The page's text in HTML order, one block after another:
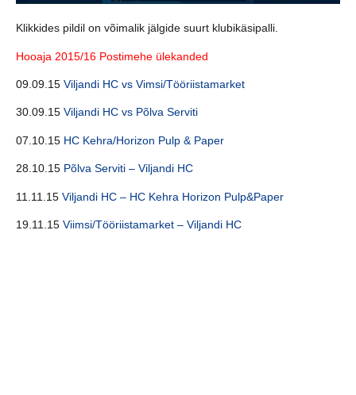
Klikkides pildil on võimalik jälgide suurt klubikäsipalli.
Hooaja 2015/16 Postimehe ülekanded
09.09.15 Viljandi HC vs Vimsi/Tööriistamarket
30.09.15 Viljandi HC vs Põlva Serviti
07.10.15 HC Kehra/Horizon Pulp & Paper
28.10.15 Põlva Serviti – Viljandi HC
11.11.15 Viljandi HC – HC Kehra Horizon Pulp&Paper
19.11.15 Viimsi/Tööriistamarket – Viljandi HC